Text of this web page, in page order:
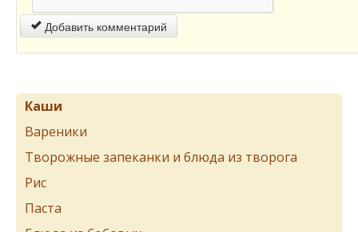
Добавить комментарий
Каши
Вареники
Творожные запеканки и блюда из творога
Рис
Паста